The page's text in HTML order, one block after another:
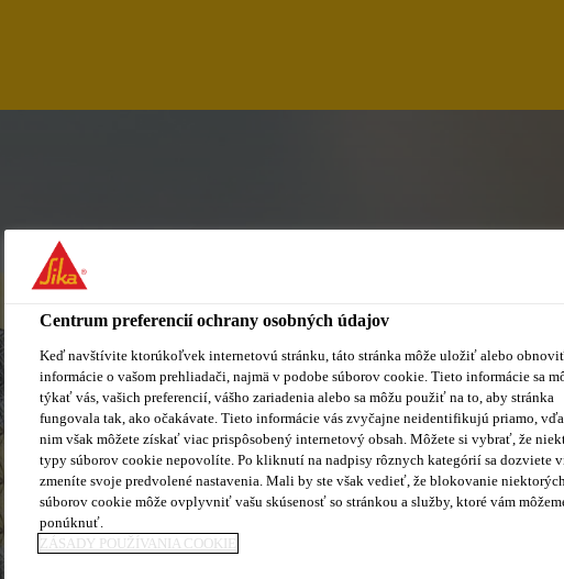
SISTEMA DE
Centrum preferencií ochrany osobných údajov
Keď navštívite ktorúkoľvek internetovú stránku, táto stránka môže uložiť alebo
informácie o vašom prehliadači, najmä v podobe súborov cookie. Tieto informácie sa
týkať vás, vašich preferencií, vášho zariadenia alebo sa môžu použiť na to, aby stránka
fungovala tak, ako očakávate. Tieto informácie vás zvyčajne neidentifikujú priamo,
nim však môžete získať viac prispôsobený internetový obsah. Môžete si vybrať, že
typy súborov cookie nepovolíte. Po kliknutí na nadpisy rôznych kategórií sa dozviete
zmeníte svoje predvolené nastavenia. Mali by ste však vedieť, že blokovanie
súborov cookie môže ovplyvniť vašu skúsenosť so stránkou a služby, ktoré vám
ponúknuť.
ZÁSADY POUŽÍVANIA COOKIE